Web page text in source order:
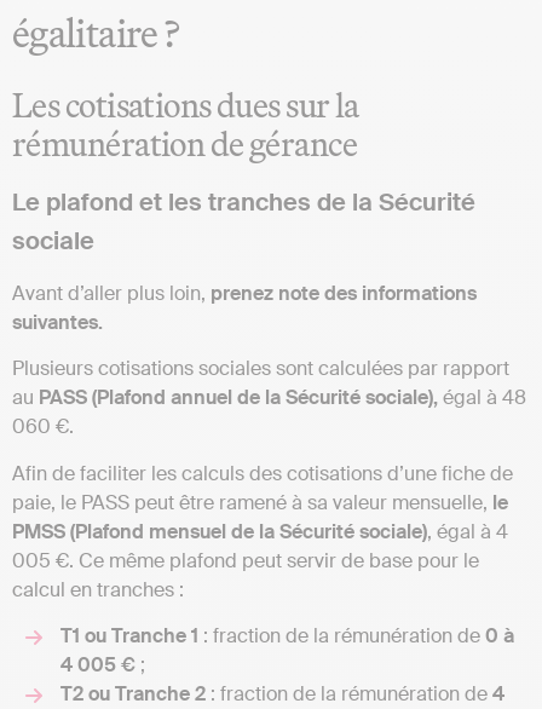
égalitaire ?
Les cotisations dues sur la
rémunération de gérance
Le plafond et les tranches de la Sécurité
sociale
Avant d’aller plus loin, prenez note des informations
suivantes.
Plusieurs cotisations sociales sont calculées par rapport
au PASS (Plafond annuel de la Sécurité sociale),égal à 48
060 €.
Afin de faciliter les calculs des cotisations d’une fiche de
paie, le PASS peut être ramené à sa valeur mensuelle, le
PMSS (Plafond mensuel de la Sécurité sociale), égal à 4
005 €. Ce même plafond peut servir de base pour le
calcul en tranches :
T1 ou Tranche 1 : fraction de la rémunération de0 à
4 005 € ;
T2 ou Tranche 2 : fraction de la rémunération de4